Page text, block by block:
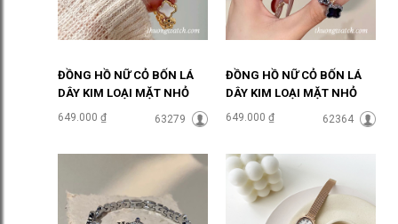
ĐỒNG HỒ NỮ CỎ BỐN LÁ
DÂY KIM LOẠI MẶT NHỎ
MÀU VÀNG ĐHĐ48403
649.000 ₫ 63279
ĐỒNG HỒ NỮ CỎ BỐN LÁ
DÂY KIM LOẠI MẶT NHỎ
MÀU BẠC MẶT ĐEN
649.000 ₫ 62364